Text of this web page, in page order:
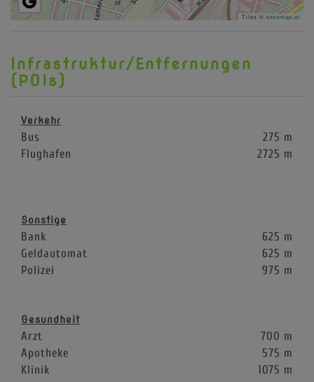
Tiles © basemap.at
Infrastruktur/Entfernungen
(POIs)
Verkehr
Bus
275 m
Flughafen
2725 m
Sonstige
Bank
625 m
Geldautomat
625 m
Polizei
975 m
Gesundheit
Arzt
700 m
Apotheke
575 m
Klinik
1075 m